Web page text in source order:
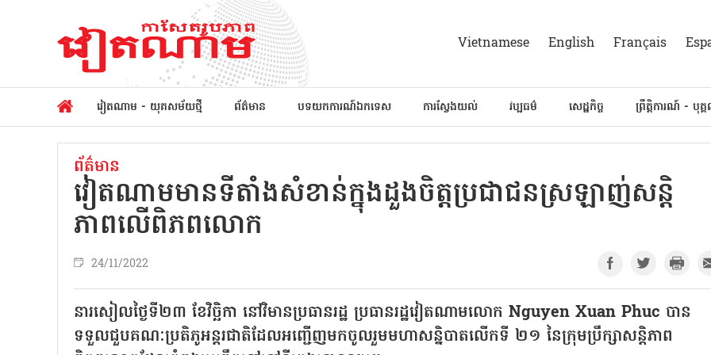
Vietnamese English Français
វៀតណាម - យុគសម័យថ្មី ព័ត៌មាន បទយកការណ៍ឯកទេស ការស្វែងយល់ វប្បធម៌ សេដ្ឋកិច្ច ព្រឹត្តិការណ៍ - បុគ្
ព័ត៌មាន
វៀតណាមមានទីតាំងសំខាន់ក្នុងដួងចិត្តប្រជាជនស្រឡាញ់សន្តិ
ភាពលើពិភពលោក
24/11/2022
នារសៀលថ្ងៃទី២៣ ខែវិច្ឆិកា នៅវិមានប្រធានរដ្ឋ ប្រធានរដ្ឋវៀតណាមលោក Nguyen Xuan Phuc បាន
ទទួលជួបគណៈប្រតិភូអន្តរជាតិដែលអញ្ជើញមកចូលរួមមហាសន្និបាតលើកទី ២១ នៃក្រុមប្រឹក្សាសន្តិភាព